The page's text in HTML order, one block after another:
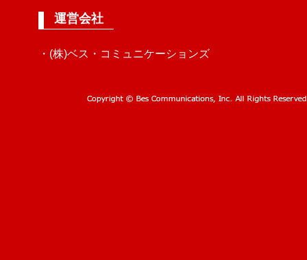
運営会社
・(株)ベス・コミュニケーションズ